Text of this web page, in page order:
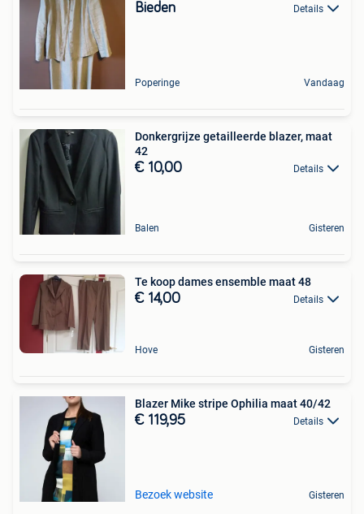
Bieden Details
Poperinge Vandaag
Donkergrijze getailleerde blazer, maat
42
€ 10,00 Details
Balen Gisteren
Te koop dames ensemble maat 48
€ 14,00 Details
Hove Gisteren
Blazer Mike stripe Ophilia maat 40/42
€ 119,95 Details
Bezoek website Gisteren